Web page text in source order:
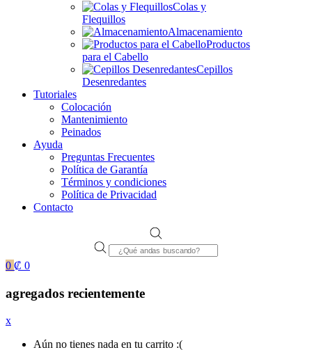
Colas y
Flequillos
Almacenamiento
Productos
para el Cabello
Cepillos
Desenredantes
Tutoriales
Colocación
Mantenimiento
Peinados
Ayuda
Preguntas Frecuentes
Política de Garantía
Términos y condiciones
Política de Privacidad
Contacto
Products
search
0 ₡ 0
agregados recientemente
x
Aún no tienes nada en tu carrito :(